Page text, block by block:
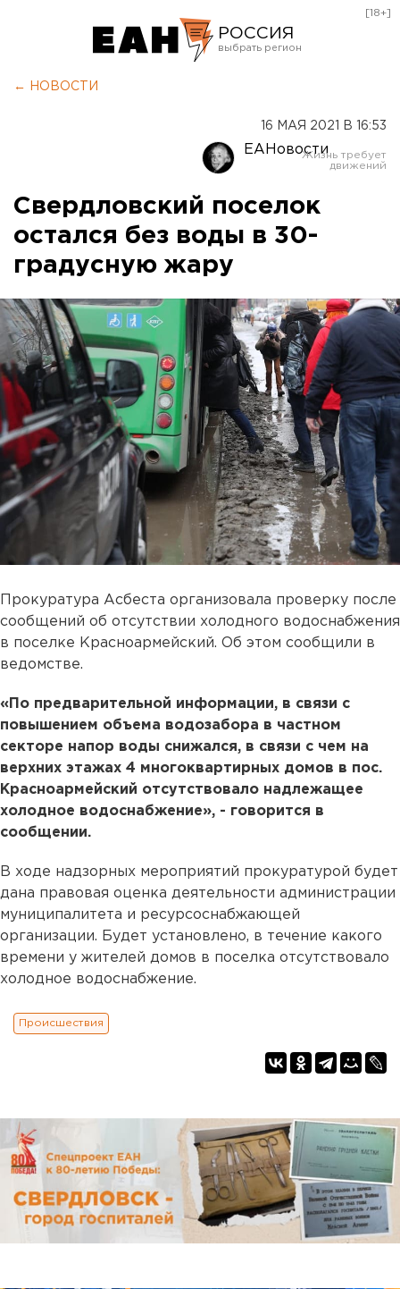
РОССИЯ
Оренбург
[18+]
← НОВОСТИ
16 МАЯ 2021 В 16:53
ЕАНовости
Свердловский поселок
остался без воды в 30-
градусную жару
Прокуратура Асбеста организовала проверку после
сообщений об отсутствии холодного водоснабжения
в поселке Красноармейский. Об этом сообщили в
ведомстве.
«По предварительной информации, в связи с
повышением объема водозабора в частном
секторе напор воды снижался, в связи с чем на
верхних этажах 4 многоквартирных домов в пос.
Красноармейский отсутствовало надлежащее
холодное водоснабжение», - говорится в
сообщении.
В ходе надзорных мероприятий прокуратурой будет
дана правовая оценка деятельности администрации
муниципалитета и ресурсоснабжающей
организации. Будет установлено, в течение какого
времени у жителей домов в поселка отсутствовало
холодное водоснабжение.
Происшествия